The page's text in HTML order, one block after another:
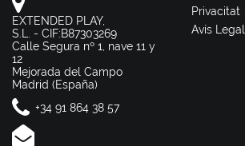
EXTENDED PLAY,
S.L. - CIF:B87303269
Calle Segura nº 1, nave 11 y
12
Mejorada del Campo
Madrid (España)
+34 91 864 38 57
Privacitat
Avís Legal